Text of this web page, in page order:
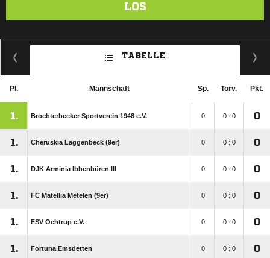
LOS
TABELLE
Pl. Mannschaft Sp. Torv. Pkt.
1. Brochterbecker Sportverein 1948 e.V. 0 0 : 0 0
1. Cheruskia Laggenbeck (9er) 0 0 : 0 0
1. DJK Arminia Ibbenbüren III 0 0 : 0 0
1. FC Matellia Metelen (9er) 0 0 : 0 0
1. FSV Ochtrup e.V. 0 0 : 0 0
1. Fortuna Emsdetten 0 0 : 0 0